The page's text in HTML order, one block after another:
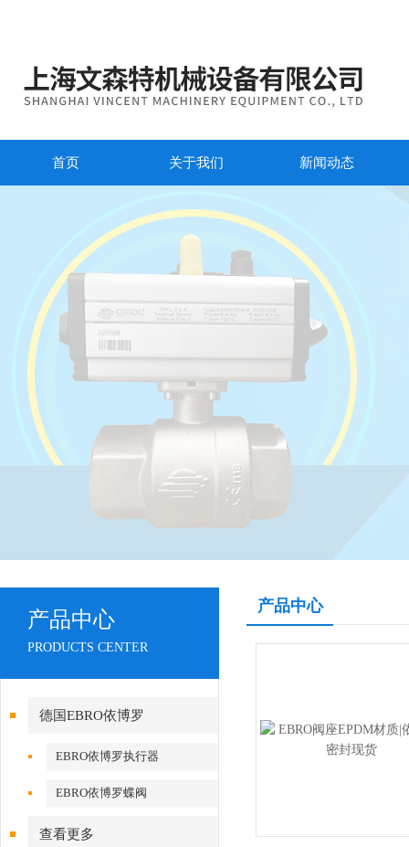
首页 关于我们 新闻动态
产品中心
PRODUCTS CENTER
德国EBRO依博罗
EBRO依博罗执行器
EBRO依博罗蝶阀
查看更多
产品中心